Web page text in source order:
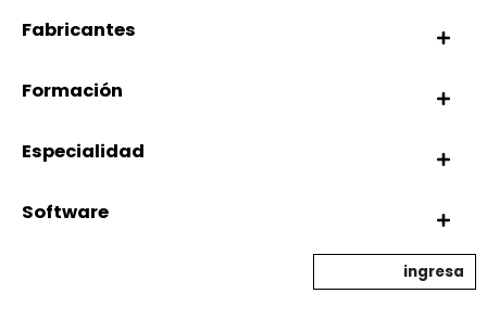
Fabricantes
Formación
Especialidad
Software
ingresa